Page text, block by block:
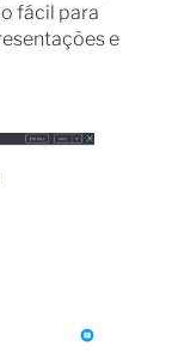
fácil para
e